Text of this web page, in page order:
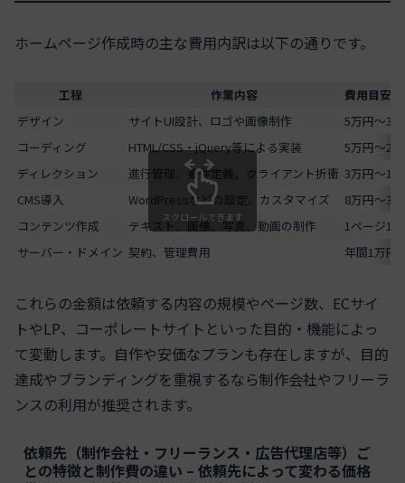
ホームページ作成時の主な費用内訳は以下の通りです。
工程 作業内容
費用目安
デザイン
サイトUI設計、ロゴや画像制作
5万円〜30
コーディング
HTML/CSS・jQuery等による実装
5万円〜20
ディレクション
進行管理、要件定義、クライアント折衝 3万円〜15
CMS導入
WordPressなどの設定、カスタマイズ
8万円〜30
コンテンツ作成
テキスト、画像、写真、動画の制作
1ページ1
サーバー・ドメイン 契約、管理費用 年間1万円
スクロールできます
これらの金額は依頼する内容の規模やページ数、ECサイ
トやLP、コーポレートサイトといった目的・機能によっ
て変動します。自作や安価なプランも存在しますが、目的
達成やブランディングを重視するなら制作会社やフリーラ
ンスの利用が推奨されます。
依頼先（制作会社・フリーランス・広告代理店等）ご
との特徴と制作費の違い – 依頼先によって変わる価格